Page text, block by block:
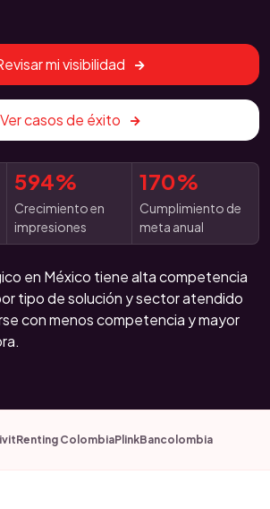
mi visibilidad
Ver casos de éxito
594%
Crecimiento en
impresiones
170%
Cumplimiento de
meta anual
en México tiene alta competencia
tipo de solución y sector atendido
con menos competencia y mayor
Renting ColombiaPlinkBancolombia